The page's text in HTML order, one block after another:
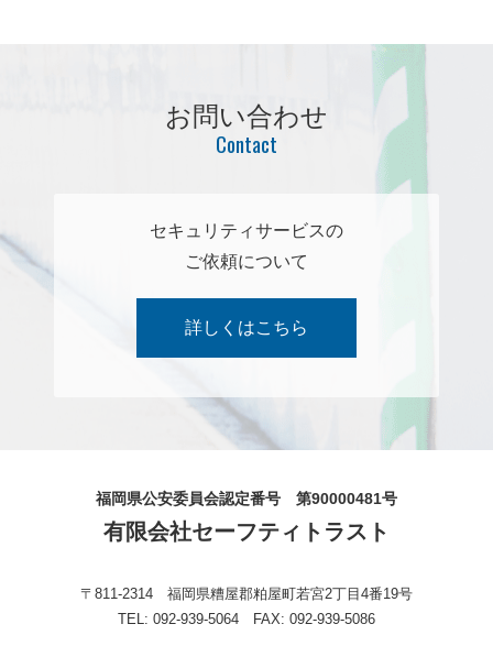
お問い合わせ
セキュリティサービスの
ご依頼について
詳しくはこちら
福岡県公安委員会認定番号 第90000481号
有限会社セーフティトラスト
〒811-2314 福岡県糟屋郡粕屋町若宮2丁目4番19号
TEL: 092-939-5064 FAX: 092-939-5086